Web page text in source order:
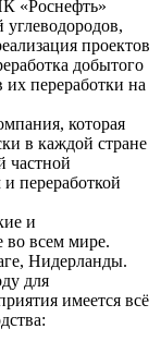
«Роснефть»
проектов
добытого
их переработки на
которая
в каждой стране
частной
переработкой
и
во всем мире.
Нидерланды.
для
имеется всё